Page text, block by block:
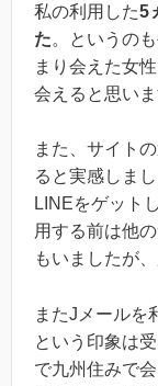
私の利用した5
た。というの
まり会えた女
会えると思いま
また、サイト
ると実感しま
LINEをゲット
用する前は他
もいましたが
またJメールを
という印象は
で九州住みで